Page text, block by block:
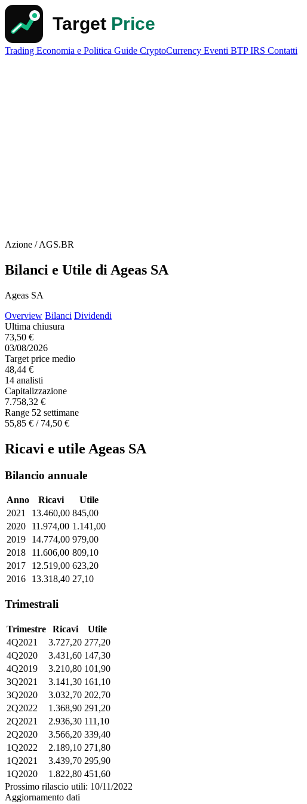
Trading Economia e Politica Guide CryptoCurrency Eventi BTPIRS Contatti
Azione / AGS.BR
Bilanci e Utile di Ageas SA
Ageas SA
Overview Bilanci Dividendi
Ultima chiusura
73,50 €
03/08/2026
Target price medio
48,44 €
14 analisti
Capitalizzazione
7.758,32 €
Range 52 settimane
55,85 € / 74,50 €
Ricavi e utile Ageas SA
Bilancio annuale
Anno Ricavi
Utile
2021
13.460,00 845,00
2020
11.974,00 1.141,00
2019
14.774,00 979,00
2018
11.606,00 809,10
2017
12.519,00 623,20
2016
13.318,40 27,10
Trimestrali
Trimestre Ricavi
Utile
4Q2021
3.727,20 277,20
4Q2020
3.431,60 147,30
4Q2019
3.210,80 101,90
3Q2021
3.141,30 161,10
3Q2020
3.032,70 202,70
2Q2022
1.368,90 291,20
2Q2021
2.936,30 111,10
2Q2020
3.566,20 339,40
1Q2022
2.189,10 271,80
1Q2021
3.439,70 295,90
1Q2020
1.822,80 451,60
Prossimo rilascio utili: 10/11/2022
Aggiornamento dati